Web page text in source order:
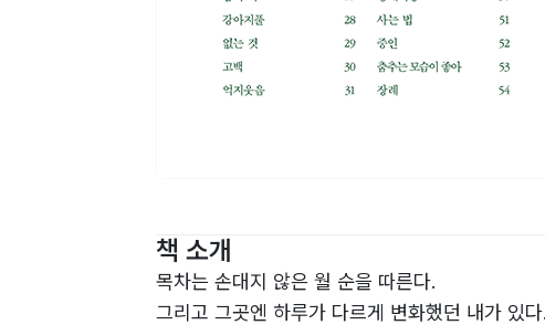
책 소개
목차는 손대지 않은 월 순을 따른다.
그리고 그곳엔 하루가 다르게 변화했던 내가 있다.